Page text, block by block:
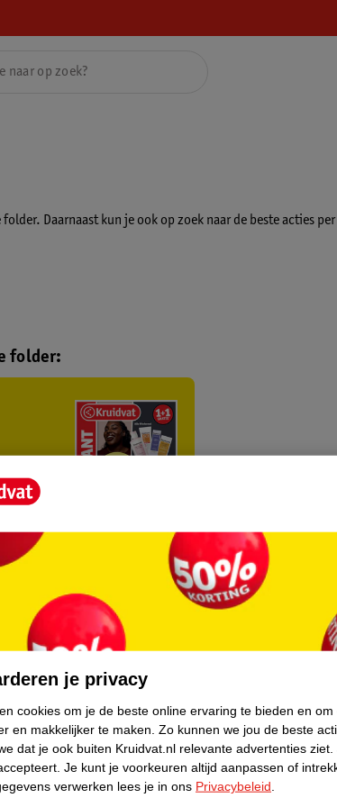
Daarnaast kun je ook op zoek naar de beste acties
folder:
Over Kruidvat
Pers
Winkelformule
Bedrijfsgegevens
je privacy
cookies om je de beste online ervaring te bieden en
en makkelijker te maken. Zo kunnen we jou de beste
dat je ook buiten Kruidvat.nl relevante advertenties ziet.
Je kunt je voorkeuren altijd aanpassen of
verwerken lees je in ons Privacybeleid